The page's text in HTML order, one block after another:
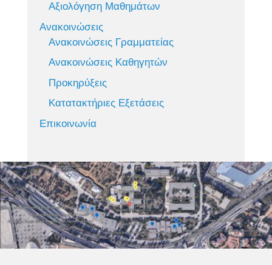
Αξιολόγηση Μαθημάτων
Ανακοινώσεις
Ανακοινώσεις Γραμματείας
Ανακοινώσεις Καθηγητών
Προκηρύξεις
Κατατακτήριες Εξετάσεις
Επικοινωνία